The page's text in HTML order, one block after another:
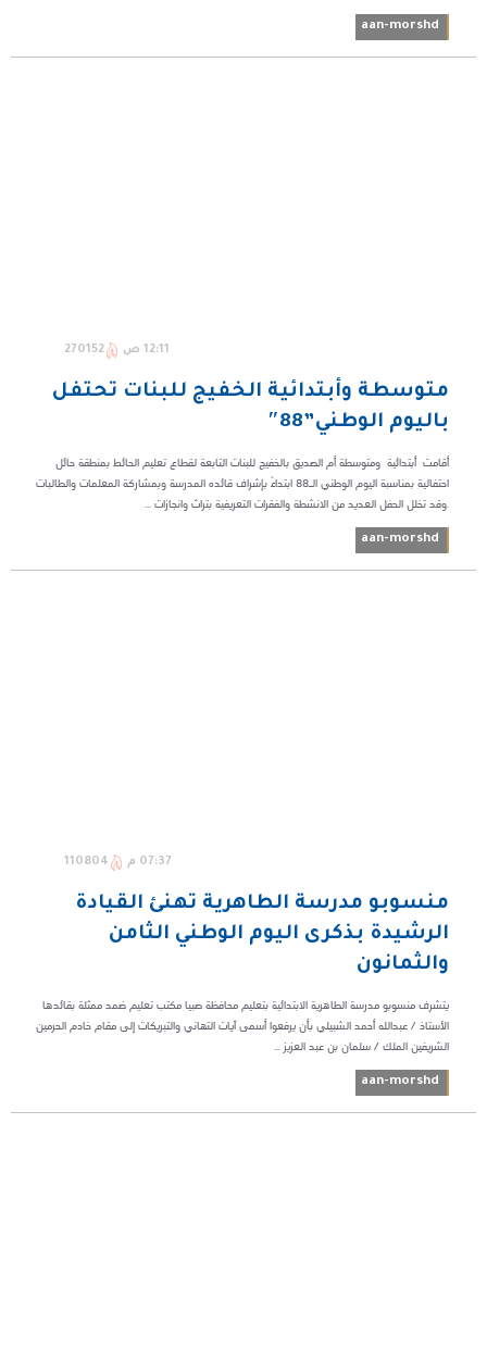
aan-morshd
12:11 ص 270152
متوسطة وأبتدائية الخفيج للبنات تحتفل
باليوم الوطني”88″
أقامت أبتدائية ومتوسطة أم الصديق بالخفيج للبنات التابعة لقطاع تعليم الحائط بمنطقة حائل
احتفالية بمناسبة اليوم الوطني الـ٨٨ ابتداءً بإشراف قائده المدرسة وبمشاركة المعلمات والطالبات
.وقد تخلل الحفل العديد من الانشطة والفقرات التعريفية بتراث وانجازات ...
aan-morshd
07:37 م 110804
منسوبو مدرسة الطاهرية تهنئ القيادة
الرشيدة بذكرى اليوم الوطني الثامن
والثمانون
يتشرف منسوبو مدرسة الطاهرية الابتدائية بتعليم محافظة صبيا مكتب تعليم ضمد ممثلة بقائدها
الأستاذ / عبدالله أحمد الشبيلي بأن يرفعوا أسمى آيات التهاني والتبريكات إلى مقام خادم الحرمين
الشريفين الملك / سلمان بن عبد العزيز ...
aan-morshd